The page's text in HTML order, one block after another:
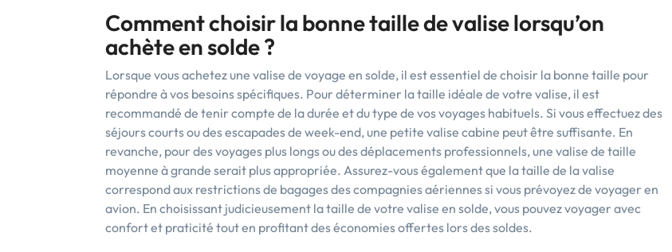
Comment choisir la bonne taille de valise lorsqu’on
achète en solde ?
Lorsque vous achetez une valise de voyage en solde, il est essentiel de choisir la bonne taille pour
répondre à vos besoins spécifiques. Pour déterminer la taille idéale de votre valise, il est
recommandé de tenir compte de la durée et du type de vos voyages habituels. Si vous effectuez des
séjours courts ou des escapades de week-end, une petite valise cabine peut être suffisante. En
revanche, pour des voyages plus longs ou des déplacements professionnels, une valise de taille
moyenne à grande serait plus appropriée. Assurez-vous également que la taille de la valise
correspond aux restrictions de bagages des compagnies aériennes si vous prévoyez de voyager en
avion. En choisissant judicieusement la taille de votre valise en solde, vous pouvez voyager avec
confort et praticité tout en profitant des économies offertes lors des soldes.